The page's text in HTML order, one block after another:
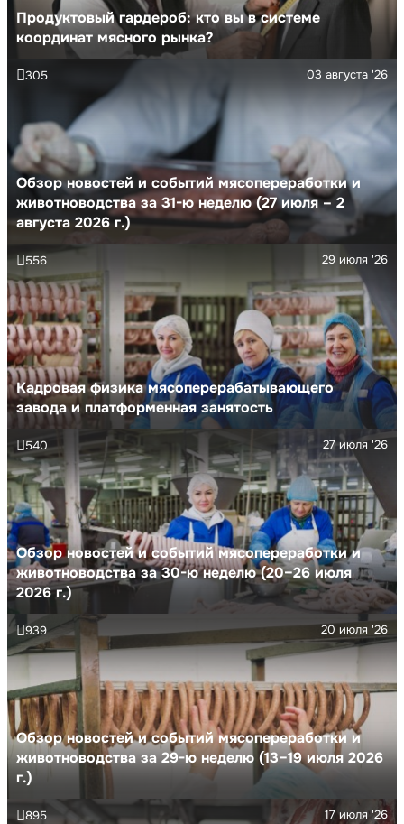
Продуктовый гардероб: кто вы в системе
координат мясного рынка?
Обзор новостей и событий мясопереработки и
животноводства за 31-ю неделю (27 июля – 2
августа 2026 г.)
03 августа '26
305
Кадровая физика мясоперерабатывающего
завода и платформенная занятость
29 июля '26
556
Обзор новостей и событий мясопереработки и
животноводства за 30-ю неделю (20–26 июля
2026 г.)
27 июля '26
540
Обзор новостей и событий мясопереработки и
животноводства за 29-ю неделю (13–19 июля 2026
г.)
20 июля '26
939
17 июля '26
895